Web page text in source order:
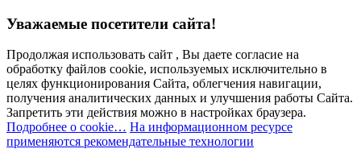
Уважаемые посетители сайта!
Продолжая использовать сайт , Вы даете согласие на
обработку файлов cookie, используемых исключительно в
целях функционирования Сайта, облегчения навигации,
получения аналитических данных и улучшения работы Сайта.
Запретить эти действия можно в настройках браузера.
Подробнее о cookie… На информационном ресурсе
применяются рекомендательные технологии